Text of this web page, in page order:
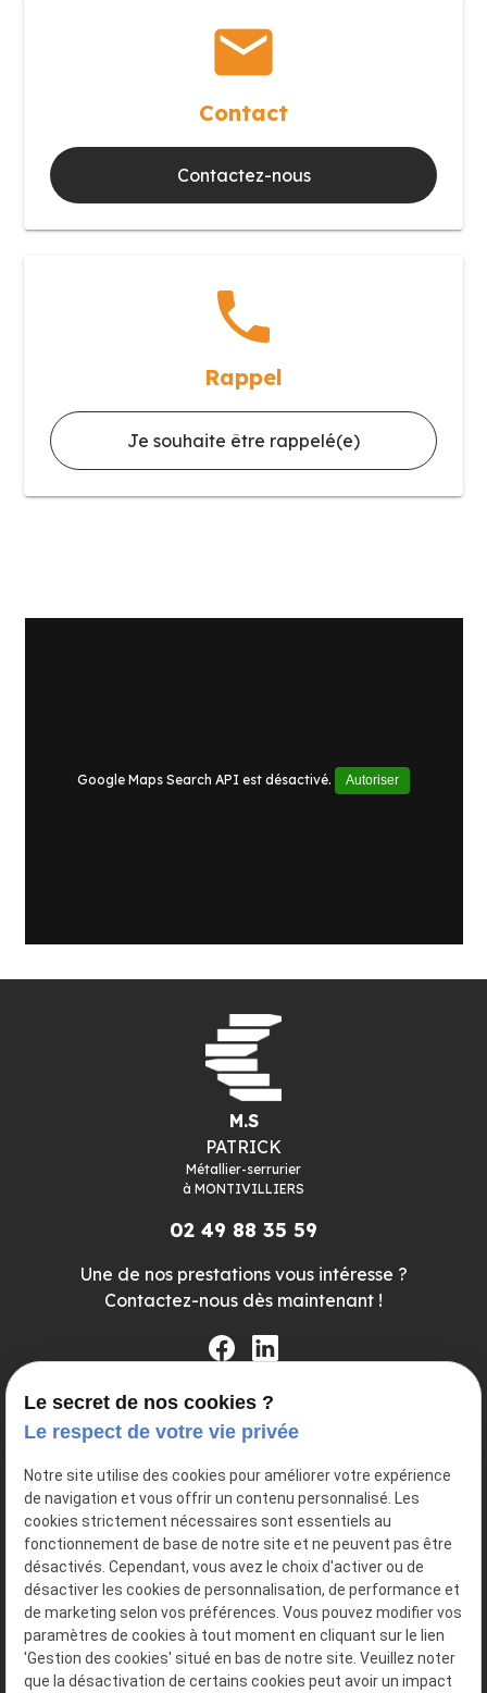
mail
Contact
Contactez-nous
phone
Rappel
Je souhaite être rappelé(e)
Google Maps Search API est désactivé. Autoriser
M.S
PATRICK
Métallier-serrurier
à MONTIVILLIERS
02 49 88 35 59
Une de nos prestations vous intéresse ?
Contactez-nous dès maintenant !
Inscrivez-vous dès maintenant à la newsletter pour
ne rien rater de l'actualité
Le secret de nos cookies ?
Le respect de votre vie privée
Notre site utilise des cookies pour améliorer votre expérience
de navigation et vous offrir un contenu personnalisé. Les
cookies strictement nécessaires sont essentiels au
fonctionnement de base de notre site et ne peuvent pas être
désactivés. Cependant, vous avez le choix d'activer ou de
désactiver les cookies de personnalisation, de performance et
de marketing selon vos préférences. Vous pouvez modifier vos
paramètres de cookies à tout moment en cliquant sur le lien
'Gestion des cookies' situé en bas de notre site. Veuillez noter
que la désactivation de certains cookies peut avoir un impact